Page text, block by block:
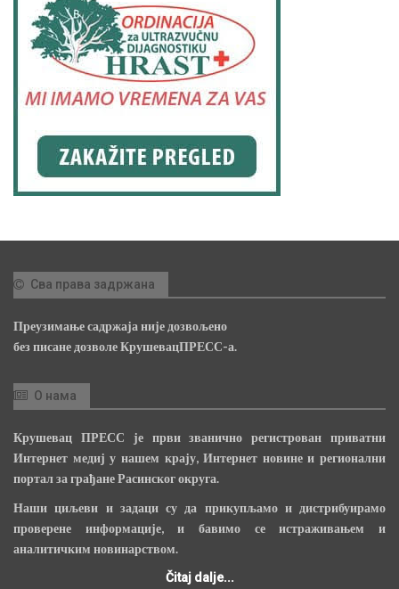
Сва права задржана
Преузимање садржаја није дозвољено
без писане дозволе КрушевацПРЕСС-а.
О нама
Крушевац ПРЕСС је први званично регистрован приватни
Интернет медиј у нашем крају, Интернет новине и регионални
портал за грађане Расинског округа.
Наши циљеви и задаци су да прикупљамо и дистрибуирамо
проверене информације, и бавимо се истраживањем и
аналитичким новинарством.
Čitaj dalje...